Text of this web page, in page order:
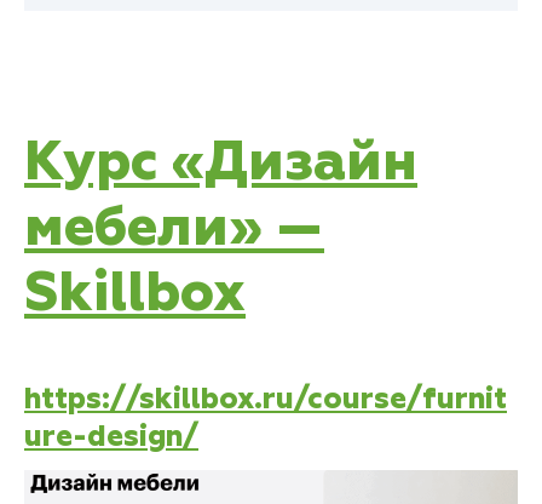
Курс «Дизайн
мебели» —
Skillbox
https://skillbox.ru/course/furnit
ure-design/